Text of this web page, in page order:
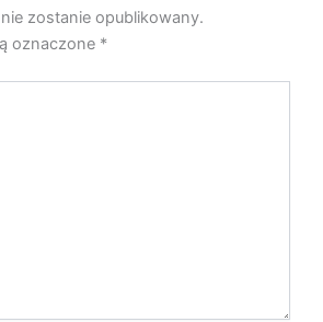
zostanie opublikowany.
oznaczone *